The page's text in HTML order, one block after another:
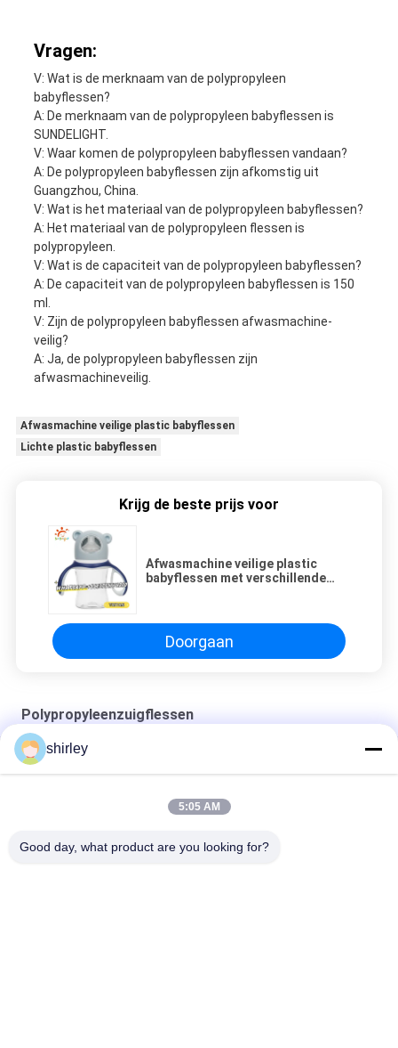
Vragen:
V: Wat is de merknaam van de polypropyleen
babyflessen?
A: De merknaam van de polypropyleen babyflessen is
SUNDELIGHT.
V: Waar komen de polypropyleen babyflessen vandaan?
A: De polypropyleen babyflessen zijn afkomstig uit
Guangzhou, China.
V: Wat is het materiaal van de polypropyleen babyflessen?
A: Het materiaal van de polypropyleen flessen is
polypropyleen.
V: Wat is de capaciteit van de polypropyleen babyflessen?
A: De capaciteit van de polypropyleen babyflessen is 150
ml.
V: Zijn de polypropyleen babyflessen afwasmachine-
veilig?
A: Ja, de polypropyleen babyflessen zijn
afwasmachineveilig.
Afwasmachine veilige plastic babyflessen
Lichte plastic babyflessen
Krijg de beste prijs voor
Afwasmachine veilige plastic
babyflessen met verschillende
Doorgaan
Polypropyleenzuigflessen
Fabriek 8oz standaard voedingsfles 3pcs in een set Slow Flow
Anti Colic melkfles
Microwave sterilisatiemethode Baby Cup voor 0-6 maanden
PP 6 oz polypropyleen babyfles BPA-vrij
shirley
5:05 AM
Good day, what product are you looking for?